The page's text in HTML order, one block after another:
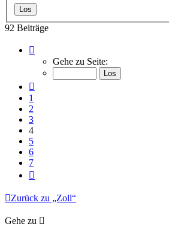
92 Beiträge
von
Gehe zu Seite:
1
2
3
4
5
6
7
Zurück zu „Zoll“
Gehe zu